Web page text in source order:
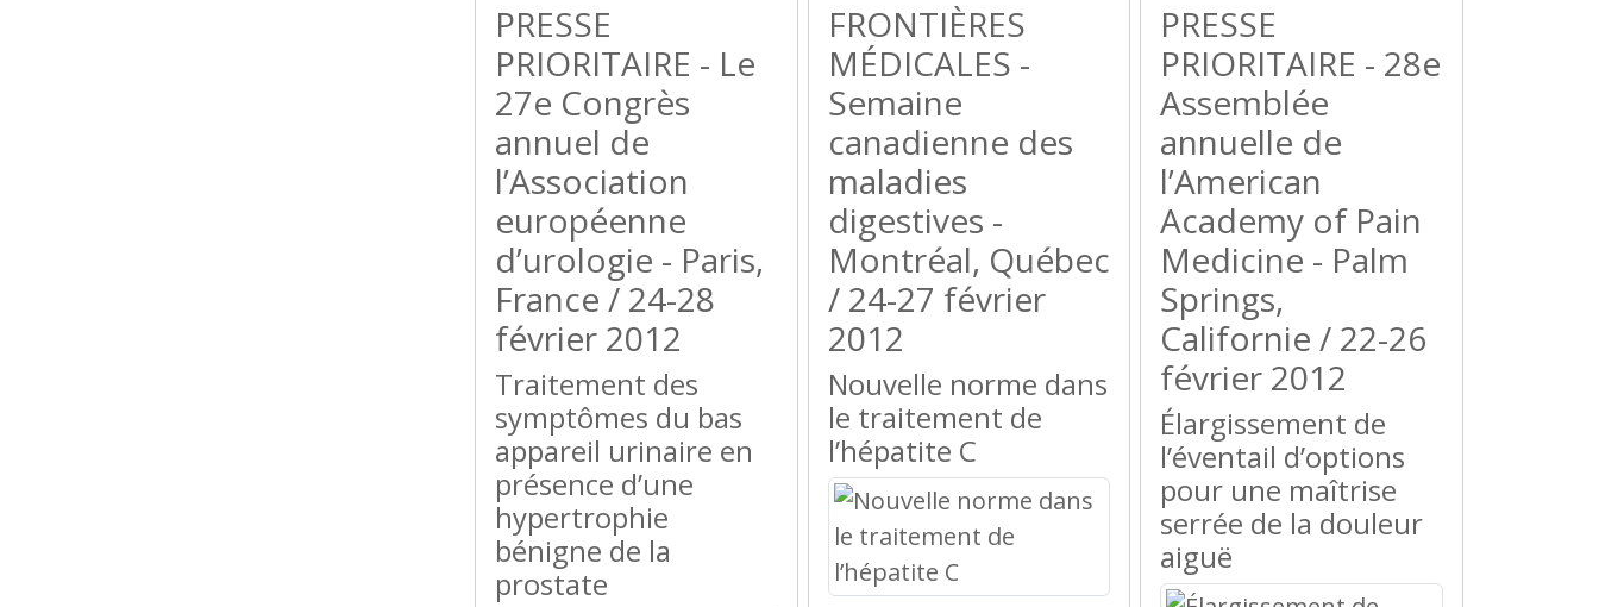
PRESSE
PRIORITAIRE - Le
27e Congrès
annuel de
l’Association
européenne
d’urologie - Paris,
France / 24-28
février 2012
Traitement des
symptômes du bas
appareil urinaire en
présence d’une
hypertrophie
bénigne de la
prostate
FRONTIÈRES
MÉDICALES -
Semaine
canadienne des
maladies
digestives -
Montréal, Québec
/ 24-27 février
2012
Nouvelle norme dans
le traitement de
l’hépatite C
PRESSE
PRIORITAIRE - 28e
Assemblée
annuelle de
l’American
Academy of Pain
Medicine - Palm
Springs,
Californie / 22-26
février 2012
Élargissement de
l’éventail d’options
pour une maîtrise
serrée de la douleur
aiguë